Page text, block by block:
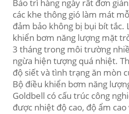
Bảo trì hàng ngày rất đơn
các khe thông gió làm mát
đảm bảo không bị bụi bít tắc.
khiển bơm năng lượng mặt
3 tháng trong môi trường
ngừa hiện tượng quá nhiệt.
độ siết và tình trạng ăn mòn
Bộ điều khiển bơm năng
Goldbell có cấu trúc công
được nhiệt độ cao, độ ẩm